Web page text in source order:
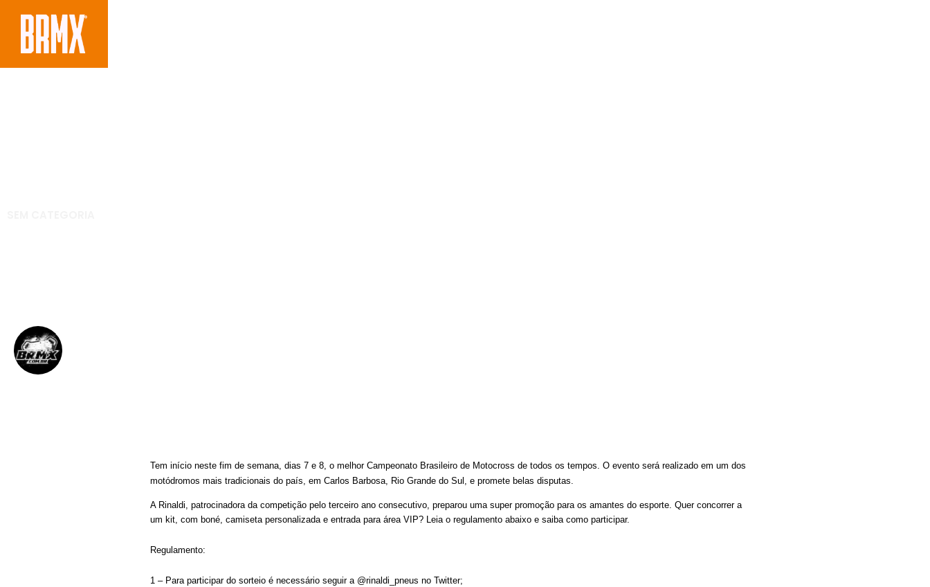
Tem início neste fim de semana, dias 7 e 8, o melhor Campeonato Brasileiro de Motocross de todos os tempos. O evento será realizado em um dos
motódromos mais tradicionais do país, em Carlos Barbosa, Rio Grande do Sul, e promete belas disputas.
A Rinaldi, patrocinadora da competição pelo terceiro ano consecutivo, preparou uma super promoção para os amantes do esporte. Quer concorrer a
um kit, com boné, camiseta personalizada e entrada para área VIP? Leia o regulamento abaixo e saiba como participar.
Regulamento:
1 – Para participar do sorteio é necessário seguir a @rinaldi_pneus no Twitter;